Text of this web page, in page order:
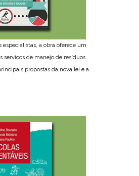
a obra oferece um
serviços de manejo de resíduos
propostas da nova lei e a